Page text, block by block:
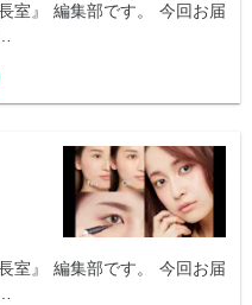
室』 編集部です。 今回お届
室』 編集部です。 今回お届